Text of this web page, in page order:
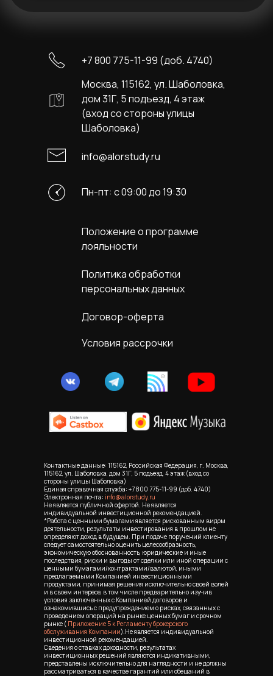
+7 800 775-11-99 (доб. 4740)
Москва, 115162, ул. Шаболовка,
дом 31Г, 5 подъезд, 4 этаж
(вход со стороны улицы
Шаболовка)
info@alorstudy.ru
Пн-пт: с 09:00 до 19:30
Договор-оферта
Положение о программе
лояльности
Политика обработки
персональных данных
Условия рассрочки
Контактные данные: 115162, Российская Федерация, г. Москва,
115162, ул. Шаболовка, дом 31Г, 5 подъезд, 4 этаж (вход со
стороны улицы Шаболовка)
Единая справочная служба: +7 800 775-11-99 (доб. 4740)
Электронная почта: info@alorstudy.ru
Не является публичной офертой. Не является
индивидуальной инвестиционной рекомендацией.
*Работа с ценными бумагами является рискованным видом
деятельности, результаты инвестирования в прошлом не
определяют доход в будущем. При подаче поручений клиенту
следует самостоятельно оценить целесообразность,
экономическую обоснованность, юридические и иные
последствия, риски и выгоды от сделки или иной операции с
ценными бумагами/контрактами/валютой, иными
предлагаемыми Компанией инвестиционными
продуктами, принимая решения исключительно своей волей
и в своем интересе, в том числе предварительно изучив
условия заключенных с Компанией договоров и
ознакомившись с предупреждением о рисках, связанных с
проведением операций на рынке ценных бумаг и срочном
рынке ( Приложение 5 к Регламенту брокерского
обслуживания Компании).Не является индивидуальной
инвестиционной рекомендацией.
Сведения о ставках доходности, результатах
инвестиционных решений являются индикативными,
представлены исключительно для наглядности и не должны
рассматриваться в качестве гарантий или обещаний в